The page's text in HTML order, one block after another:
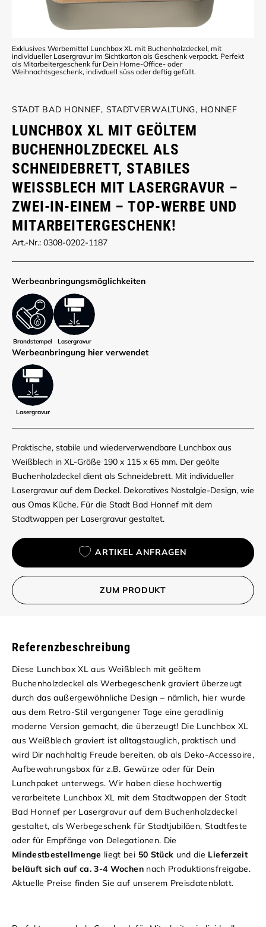
Exklusives Werbemittel Lunchbox XL mit Buchenholzdeckel, mit
individueller Lasergravur im Sichtkarton als Geschenk verpackt. Perfekt
als Mitarbeitergeschenk für Dein Home-Office- oder
Weihnachtsgeschenk, indivduell süss oder deftig gefüllt.
STADT BAD HONNEF, STADTVERWALTUNG, HONNEF
LUNCHBOX XL MIT GEÖLTEM
BUCHENHOLZDECKEL ALS
SCHNEIDEBRETT, STABILES
WEISSBLECH MIT LASERGRAVUR – Z
WEI-IN-EINEM – TOP-WERBE UND M
ITARBEITERGESCHENK!
Art.-Nr.: 0308-0202-1187
Werbe­anbringungs­möglich­keiten
Brandstempel Lasergravur
Werbe­anbringung hier verwendet
Lasergravur
Praktische, stabile und wiederverwendbare Lunchbox aus
Weißblech in XL-Größe 190 x 115 x 65 mm. Der geölte
Buchenholzdeckel dient als Schneidebrett. Mit individueller
Lasergravur auf dem Deckel. Dekoratives Nostalgie-Design, wie
aus Omas Küche. Für die Stadt Bad Honnef mit dem
Stadtwappen per Lasergravur gestaltet.
ARTIKEL ANFRAGEN
ZUM PRODUKT
Referenzbeschreibung
Diese Lunchbox XL aus Weißblech mit geöltem
Buchenholzdeckel als Werbegeschenk graviert überzeugt
durch das außergewöhnliche Design – nämlich, hier wurde
aus dem Retro-Stil vergangener Tage eine geradlinig
moderne Version gemacht, die überzeugt! Die Lunchbox XL
aus Weißblech graviert ist alltagstauglich, praktisch und
wird Dir nachhaltig Freude bereiten, ob als Deko-Accessoire,
Aufbewahrungsbox für z.B. Gewürze oder für Dein
Lunchpaket unterwegs. Wir haben diese hochwertig
verarbeitete Lunchbox XL mit dem Stadtwappen der Stadt
Bad Honnef per Lasergravur auf dem Buchenholzdeckel
gestaltet, als Werbegeschenk für Stadtjubiläen, Stadtfeste
oder für Empfänge von Delegationen. Die
Mindestbestellmenge liegt bei 50 Stück und die Lieferzeit
beläuft sich auf ca. 3-4 Wochen nach Produktionsfreigabe.
Aktuelle Preise finden Sie auf unserem Preisdatenblatt.